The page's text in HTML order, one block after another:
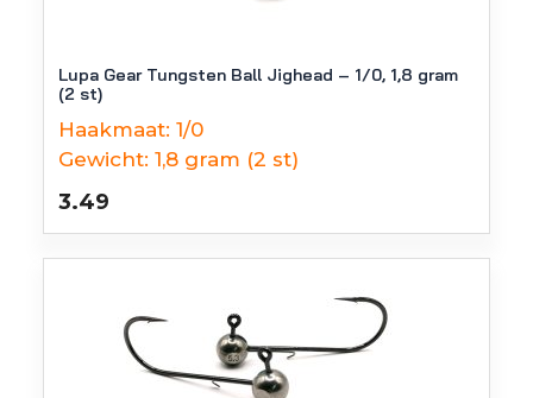
Lupa Gear Tungsten Ball Jighead – 1/0, 1,8 gram
(2 st)
Haakmaat: 1/0
Gewicht: 1,8 gram (2 st)
3.49